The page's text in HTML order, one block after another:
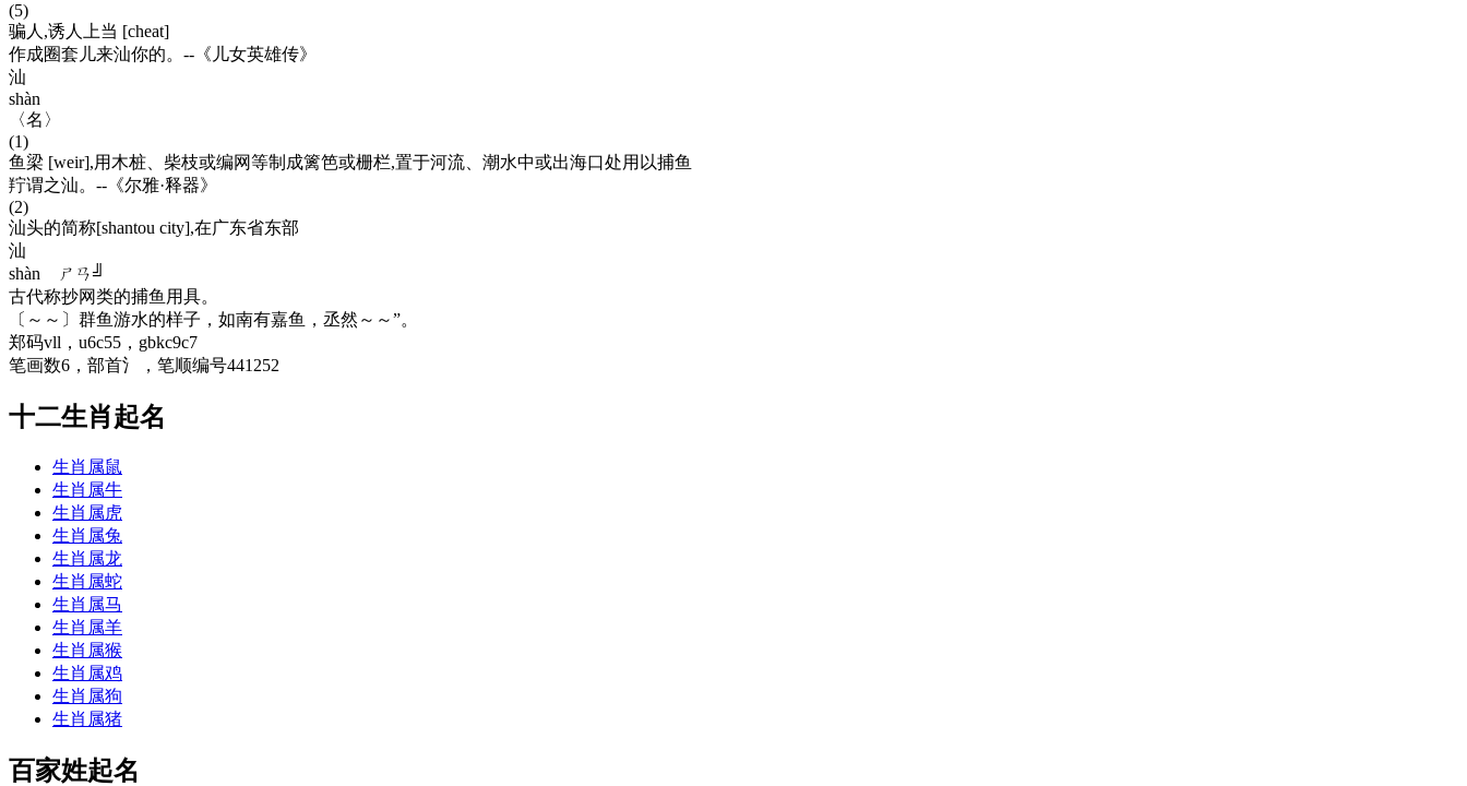
(5)
骗人,诱人上当 [cheat]
作成圈套儿来汕你的。--《儿女英雄传》
汕
shàn
〈名〉
(1)
鱼梁 [weir],用木桩、柴枝或编网等制成篱笆或栅栏,置于河流、潮水中或出海口处用以捕鱼
羜谓之汕。--《尔雅·释器》
(2)
汕头的简称[shantou city],在广东省东部
汕
shàn ㄕㄢ╝
古代称抄网类的捕鱼用具。
〔～～〕群鱼游水的样子，如南有嘉鱼，丞然～～”。
郑码vll，u6c55，gbkc9c7
笔画数6，部首氵，笔顺编号441252
十二生肖起名
生肖属鼠
生肖属牛
生肖属虎
生肖属兔
生肖属龙
生肖属蛇
生肖属马
生肖属羊
生肖属猴
生肖属鸡
生肖属狗
生肖属猪
百家姓起名